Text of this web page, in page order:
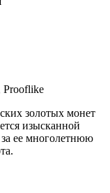
Prooflike
золотых монет
изысканной
ее многолетнюю